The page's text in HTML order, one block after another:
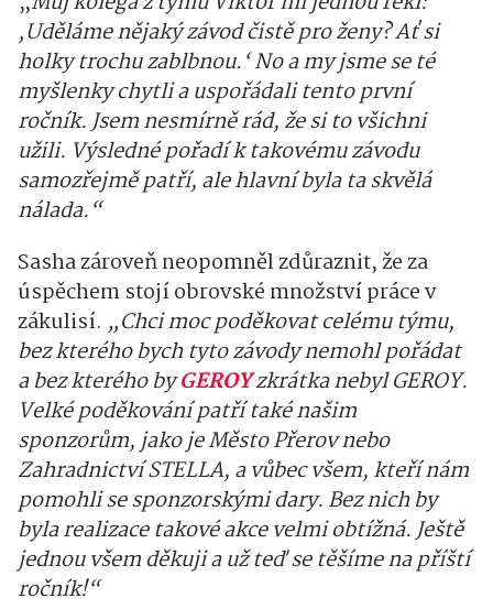
‚Uděláme nějaký závod čistě pro ženy? Ať si
holky trochu zablbnou.‘ No a my jsme se té
myšlenky chytli a uspořádali tento první
ročník. Jsem nesmírně rád, že si to všichni
užili. Výsledné pořadí k takovému závodu
samozřejmě patří, ale hlavní byla ta skvělá
nálada.“
Sasha zároveň neopomněl zdůraznit, že za
úspěchem stojí obrovské množství práce v
zákulisí. „Chci moc poděkovat celému týmu,
bez kterého bych tyto závody nemohl pořádat
a bez kterého byGEROYzkrátka nebyl GEROY.
Velké poděkování patří také našim
sponzorům, jako je Město Přerov nebo
Zahradnictví STELLA, a vůbec všem, kteří nám
pomohli se sponzorskými dary. Bez nich by
byla realizace takové akce velmi obtížná. Ještě
jednou všem děkuji a už teď se těšíme na příští
ročník!“